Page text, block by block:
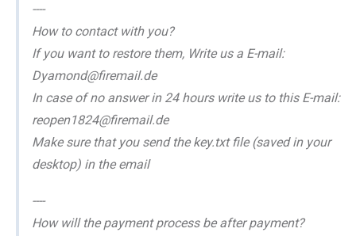
----
How to contact with you?
If you want to restore them, Write us a E-mail:
Dyamond@firemail.de
In case of no answer in 24 hours write us to this E-mail:
reopen1824@firemail.de
Make sure that you send the key.txt file (saved in your
desktop) in the email
----
How will the payment process be after payment?